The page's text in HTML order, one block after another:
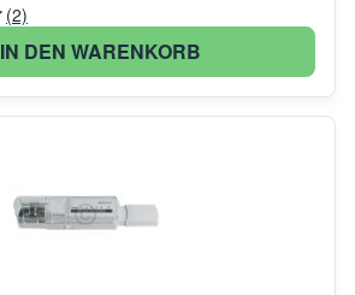
(2)
IN DEN WARENKORB